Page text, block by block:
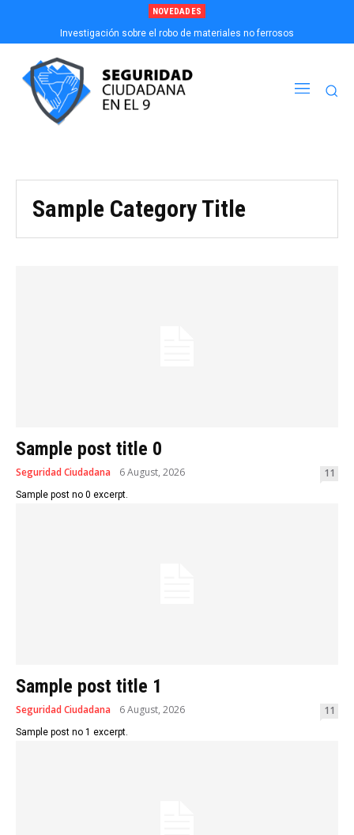
NOVEDADES
Investigación sobre el robo de materiales no ferrosos
Pedido de informe: Metales no ferrosos
Sample Category Title
Sample post title 0
Seguridad Ciudadana 6 August, 2026 11
Sample post no 0 excerpt.
Sample post title 1
Seguridad Ciudadana 6 August, 2026 11
Sample post no 1 excerpt.